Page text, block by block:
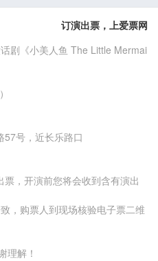
订演出票，上爱票网
剧《小美人鱼 The Little Mermai
57号，近长乐路口
，开演前您将会收到含有演出
，购票人到现场核验电子票二维
理解！